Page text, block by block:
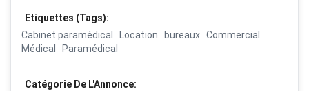
Etiquettes (Tags):
Cabinet paramédical
Location bureaux Commercial
Médical
Paramédical
Catégorie De L'Annonce: